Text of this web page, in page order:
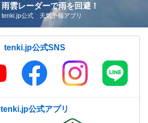
雨雲レーダーで雨を回避！
tenki.jp公式 天気予報アプリ
tenki.jp公式SNS
tenki.jp公式アプリ